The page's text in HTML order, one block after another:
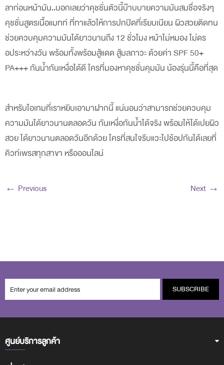
ลาก่อนหน้ามัน..บอกเลยว่าคุชชั่นตัวนี้บ๊าบบายความมันสมชื่อจริงๆ
คุชชั่นสูตรเนื้อแมทท์ ที่ทาแล้วให้การปกปิดที่เรียบเนียน ผิวสวยติดทน
ช่วยควบคุมความมันได้ยาวนานถึง 12 ชั่วโมง หน้าไม่หมอง ไม่ดร
อประหว่างวัน พร้อมทั้งพร้อมสู้แดด สู้มลภาวะ ด้วยค่า SPF 50+
PA+++ กันน้ำกันเหงื่อได้ดี ใครที่มองหาคุชชั่นคุมมัน น้องรุ่นนี้คือที่สุด
สำหรับไอเทมที่เราหยิบเอามาฝากนี้ แน่นอนว่าสามารถช่วยควบคุม
ความมันได้ยาวนานตลอดวัน กันเหงื่อกันน้ำได้จริง พร้อมให้ได้เปยผิว
สวย ได้ยาวนานตลอดวันอีกด้วย ใครที่สนใจรีบแวะไปช้อปกันได้เลยที่
คิวท์เพรสทุกสาขา หรือออนไลน์
← Previous Next →
SUBSCRIBE
ศูนย์บริการลูกค้า